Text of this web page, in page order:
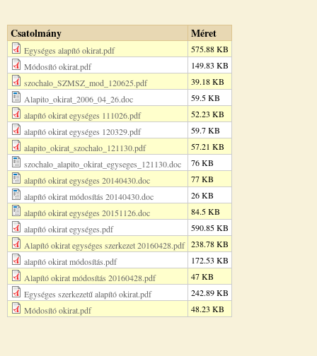
Csatolmány Méret
Egységes alapító okirat.pdf
575.88 KB
Módosító okirat.pdf
149.83 KB
szochalo_SZMSZ_mod_120625.pdf
39.18 KB
Alapito_okirat_2006_04_26.doc
59.5 KB
alapító okirat egységes 111026.pdf
52.23 KB
alapító okirat egységes 120329.pdf
59.7 KB
alapito_okirat_szochalo_121130.pdf
57.21 KB
szochalo_alapito_okirat_egyseges_121130.doc
76 KB
alapító okirat egységes 20140430.doc
77 KB
alapító okirat módosítás 20140430.doc
26 KB
alapító okirat egységes 20151126.doc
84.5 KB
alapító okirat egységes.pdf
590.85 KB
Alapító okirat egységes szerkezet 20160428.pdf 238.78 KB
alapító okirat módosítás.pdf
172.53 KB
Alapító okirat módosítás 20160428.pdf
47 KB
Egységes szerkezetű alapító okirat.pdf
242.89 KB
Módosító okirat.pdf
48.23 KB